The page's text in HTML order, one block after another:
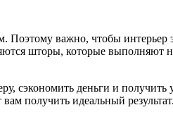
важно, чтобы интерьер
шторы, которые выполняют
деньги и получить
получить идеальный результат.